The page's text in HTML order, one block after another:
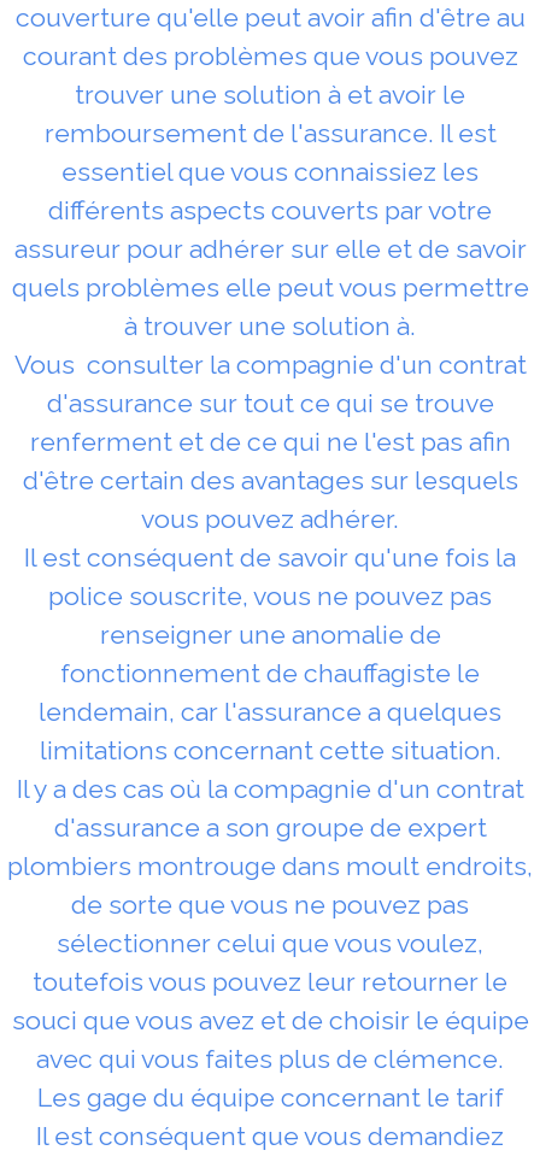
couverture qu'elle peut avoir afin d'être au
courant des problèmes que vous pouvez
trouver une solution à et avoir le
remboursement de l'assurance. Il est
essentiel que vous connaissiez les
différents aspects couverts par votre
assureur pour adhérer sur elle et de savoir
quels problèmes elle peut vous permettre
à trouver une solution à.
Vous consulter la compagnie d'un contrat
d'assurance sur tout ce qui se trouve
renferment et de ce qui ne l'est pas afin
d'être certain des avantages sur lesquels
vous pouvez adhérer.
Il est conséquent de savoir qu'une fois la
police souscrite, vous ne pouvez pas
renseigner une anomalie de
fonctionnement de chauffagiste le
lendemain, car l'assurance a quelques
limitations concernant cette situation.
Il y a des cas où la compagnie d'un contrat
d'assurance a son groupe de expert
plombiers montrouge dans moult endroits,
de sorte que vous ne pouvez pas
sélectionner celui que vous voulez,
toutefois vous pouvez leur retourner le
souci que vous avez et de choisir le équipe
avec qui vous faites plus de clémence.
Les gage du équipe concernant le tarif
Il est conséquent que vous demandiez